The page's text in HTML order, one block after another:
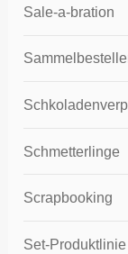
Sale-a-bration
Schmetterlinge
Scrapbooking
Set-Produktlinie